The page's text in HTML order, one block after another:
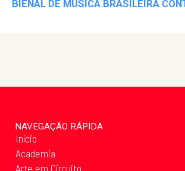
BIENAL DE MÚSICA BRASILEIRA
NAVEGAÇÃO RÁPIDA
Início
Academia
Arte em Circuito